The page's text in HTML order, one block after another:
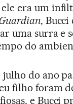
era um
, Bucci
uma surra e
do
julho do ano
filho foram
e Bucci